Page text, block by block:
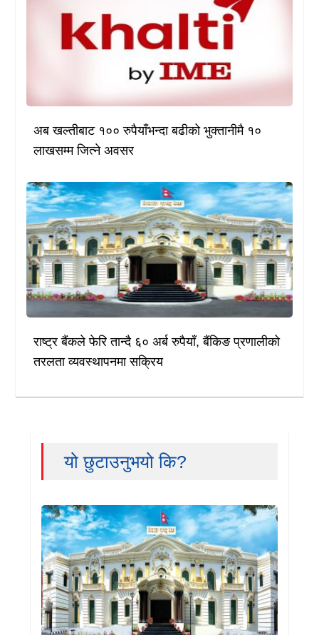
अब खल्तीबाट १०० रुपैयाँभन्दा बढीको भुक्तानीमै १०
लाखसम्म जित्ने अवसर
राष्ट्र बैंकले फेरि तान्दै ६० अर्ब रुपैयाँ, बैंकिङ प्रणालीको
तरलता व्यवस्थापनमा सक्रिय
यो छुटाउनुभयो कि?